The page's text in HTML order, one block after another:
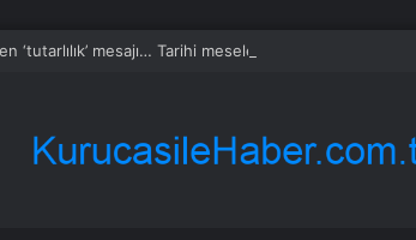
‘tutarlılık’ mesajı… Tarihi meselelerde pusula net olmalı